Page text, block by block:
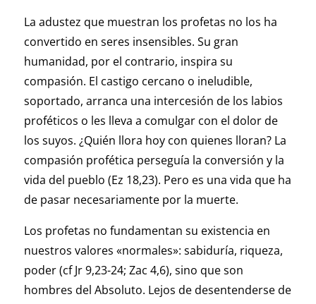
La adustez que muestran los profetas no los ha
convertido en seres insensibles. Su gran
humanidad, por el contrario, inspira su
compasión. El castigo cercano o ineludible,
soportado, arranca una intercesión de los labios
proféticos o les lleva a comulgar con el dolor de
los suyos. ¿Quién llora hoy con quienes lloran? La
compasión profética perseguía la conversión y la
vida del pueblo (Ez 18,23). Pero es una vida que ha
de pasar necesariamente por la muerte.
Los profetas no fundamentan su existencia en
nuestros valores «normales»: sabiduría, riqueza,
poder (cf Jr 9,23-24; Zac 4,6), sino que son
hombres del Absoluto. Lejos de desentenderse de